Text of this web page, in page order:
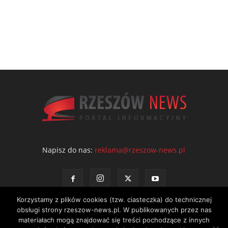
Napisz do nas: reklama@rzeszow-news.pl
Korzystamy z plików cookies (tzw. ciasteczka) do technicznej
obsługi strony rzeszow-news.pl. W publikowanych przez nas
materiałach mogą znajdować się treści pochodzące z innych